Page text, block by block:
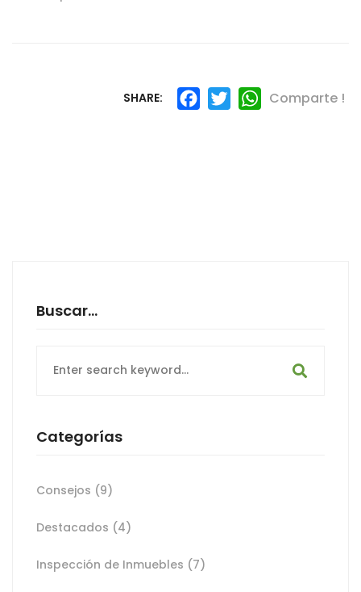
SHARE:
Facebook
Twitter
Comparte !
Buscar…
for:
Categorías
Consejos (9)
Destacados (4)
Inspección de Inmuebles (7)